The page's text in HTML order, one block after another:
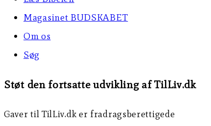
Magasinet BUDSKABET
Om os
Søg
Støt den fortsatte udvikling af TilLiv.dk
Gaver til TilLiv.dk er fradragsberettigede